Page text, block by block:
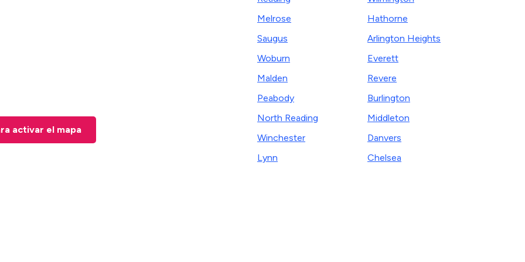
activar el mapa
Melrose
Saugus
Woburn
Malden
Peabody
North Reading
Winchester
Lynn
Hathorne
Arlington Heights
Everett
Revere
Burlington
Middleton
Danvers
Chelsea